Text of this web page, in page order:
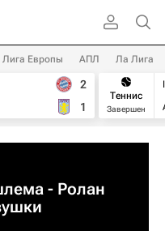
Лига Европы АПЛ Ла Лига
2
1
Теннис
Завершен
- Ролан